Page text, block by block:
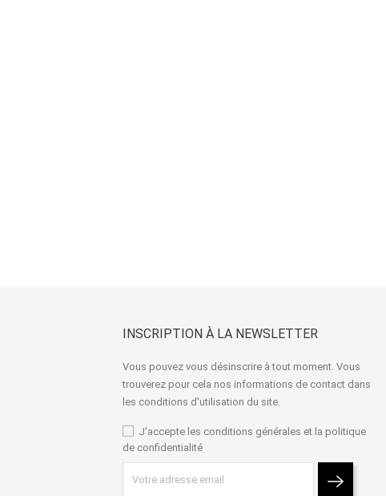
INSCRIPTION À LA NEWSLETTER
Vous pouvez vous désinscrire à tout moment. Vous
trouverez pour cela nos informations de contact dans
les conditions d'utilisation du site.
J'accepte les conditions générales et la politique
de confidentialité